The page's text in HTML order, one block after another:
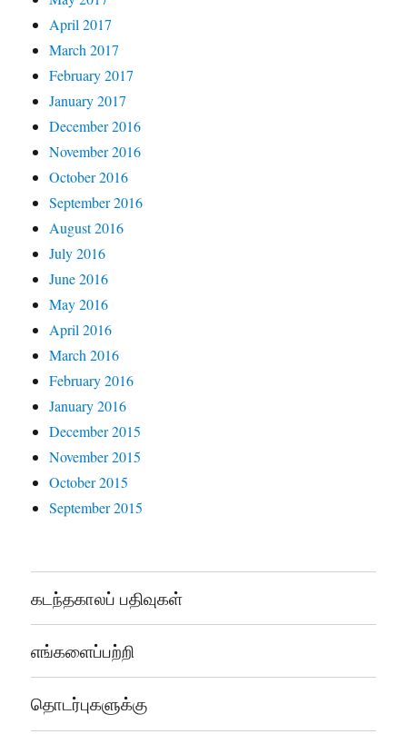
April 2017
March 2017
February 2017
January 2017
December 2016
November 2016
October 2016
September 2016
August 2016
July 2016
June 2016
May 2016
April 2016
March 2016
February 2016
January 2016
December 2015
November 2015
October 2015
September 2015
கடந்தகாலப் பதிவுகள்
எங்களைப்பற்றி
தொடர்புகளுக்கு